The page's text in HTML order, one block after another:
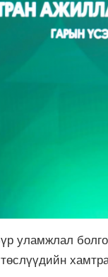
уламжлал